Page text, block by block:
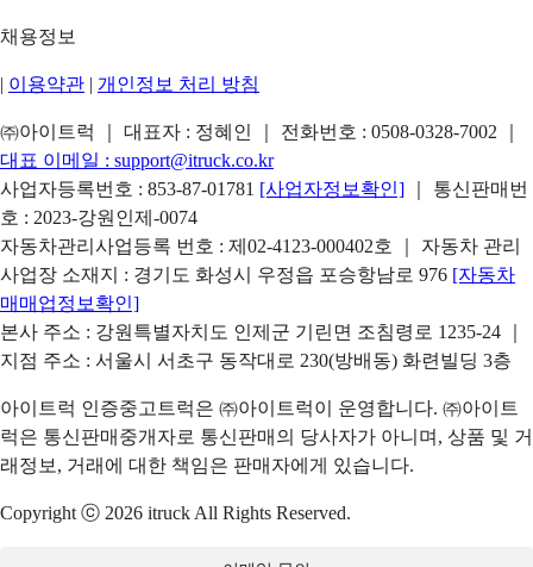
채용정보
| 이용약관 | 개인정보 처리 방침
㈜아이트럭 ｜ 대표자 : 정혜인 ｜ 전화번호 : 0508-0328-7002
대표 이메일 : support@itruck.co.kr
사업자등록번호 : 853-87-01781 [사업자정보확인]
｜ 통신판매번
호 : 2023-강원인제-0074
자동차관리사업등록 번호 : 제02-4123-000402호 ｜ 자동차 관리
사업장 소재지 : 경기도 화성시 우정읍 포승항남로 976 [자동차
매매업정보확인]
본사 주소 : 강원특별자치도 인제군 기린면 조침령로 1235-24 ｜
지점 주소 : 서울시 서초구 동작대로 230(방배동) 화련빌딩 3층
아이트럭 인증중고트럭은 ㈜아이트럭이 운영합니다. ㈜아이트
럭은 통신판매중개자로 통신판매의 당사자가 아니며, 상품 및 거
래정보, 거래에 대한 책임은 판매자에게 있습니다.
Copyright ⓒ 2026 itruck All Rights Reserved.